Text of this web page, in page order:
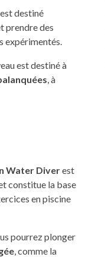
destiné
prendre des
expérimentés.
est destiné à
, à
Water Diverest
constitue la base
en piscine
pourrez plonger
, comme la